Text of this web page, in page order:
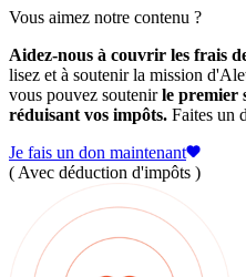
Vous aimez notre contenu ?
Aidez-nous à couvrir les frais
lisez et à soutenir la mission
vous pouvez soutenirle premier
réduisant vos impôts. Faites un
Je fais un don maintenant
( Avec déduction d'impôts )